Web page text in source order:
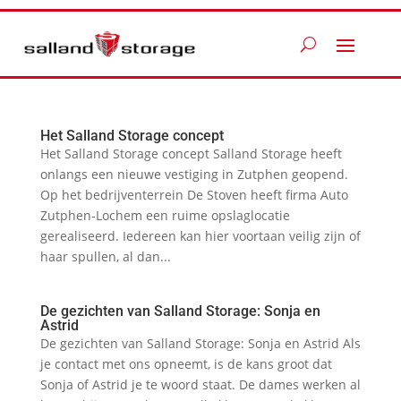
Het Salland Storage concept
Het Salland Storage concept Salland Storage heeft
onlangs een nieuwe vestiging in Zutphen geopend.
Op het bedrijventerrein De Stoven heeft firma Auto
Zutphen-Lochem een ruime opslaglocatie
gerealiseerd. Iedereen kan hier voortaan veilig zijn of
haar spullen, al dan...
De gezichten van Salland Storage: Sonja en
Astrid
De gezichten van Salland Storage: Sonja en Astrid Als
je contact met ons opneemt, is de kans groot dat
Sonja of Astrid je te woord staat. De dames werken al